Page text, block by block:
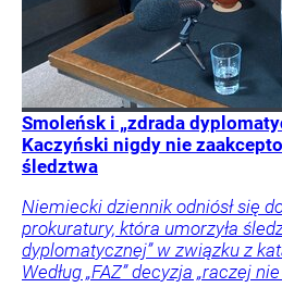
Smoleńsk i „zdrada
Kaczyński nigdy nie
śledztwa
Niemiecki dziennik odniósł się
prokuratury, która umorzyła
dyplomatycznej” w związku z
Według „FAZ” decyzja „raczej